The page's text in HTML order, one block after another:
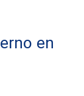
en